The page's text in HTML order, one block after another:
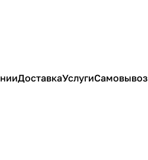
ДоставкаУслугиСамовывоз